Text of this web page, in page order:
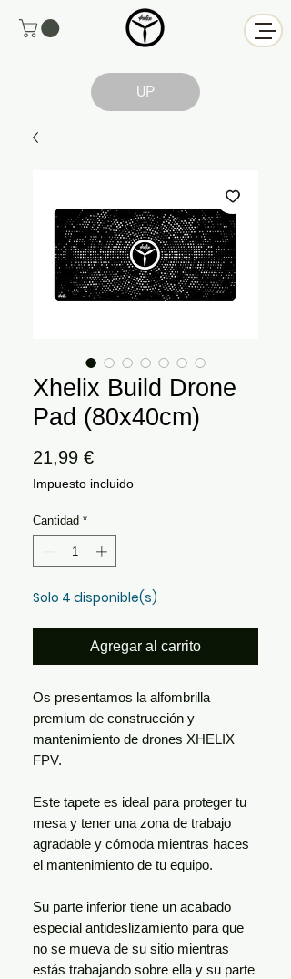
UP
Xhelix Build Drone
Pad (80x40cm)
21,99 €Precio
Impuesto incluido
Cantidad *
Solo 4 disponible(s)
Agregar al carrito
Os presentamos la alfombrilla
premium de construcción y
mantenimiento de drones XHELIX
FPV.
Este tapete es ideal para proteger tu
mesa y tener una zona de trabajo
agradable y cómoda mientras haces
el mantenimiento de tu equipo.
Su parte inferior tiene un acabado
especial antideslizamiento para que
no se mueva de su sitio mientras
estás trabajando sobre ella y su parte